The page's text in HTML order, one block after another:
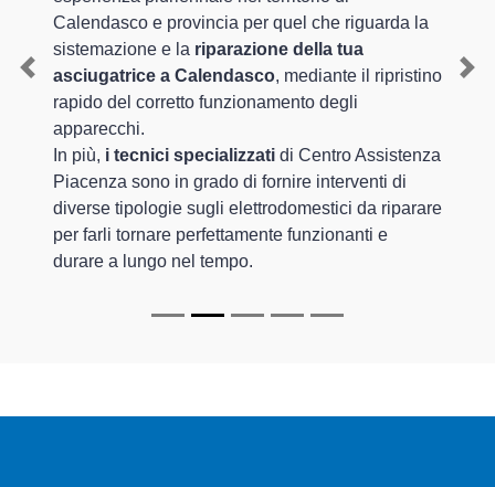
Calendasco e provincia per quel che riguarda la
sistemazione e la riparazione della tua
asciugatrice a Calendasco, mediante il ripristino
rapido del corretto funzionamento degli
apparecchi.
In più, i tecnici specializzati di Centro Assistenza
Piacenza sono in grado di fornire interventi di
diverse tipologie sugli elettrodomestici da riparare
per farli tornare perfettamente funzionanti e
durare a lungo nel tempo.
Previous